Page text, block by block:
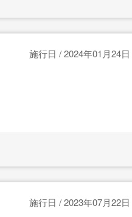
施行日 / 2024年01月24日
施行日 / 2023年07月22日